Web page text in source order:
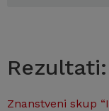
Rezultati:
Znanstveni skup